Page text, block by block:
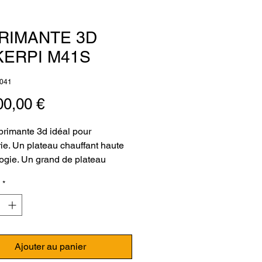
3D
M41S
€Prix
3d idéal pour
Un plateau chauffant haute
Un grand de plateau
industriel ou de vos
grande taille.cette
sera d'une grande
*
Ajouter au panier